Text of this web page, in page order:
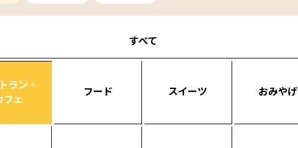
すべて
ラン・
フェ
フード スイーツ おみやげ